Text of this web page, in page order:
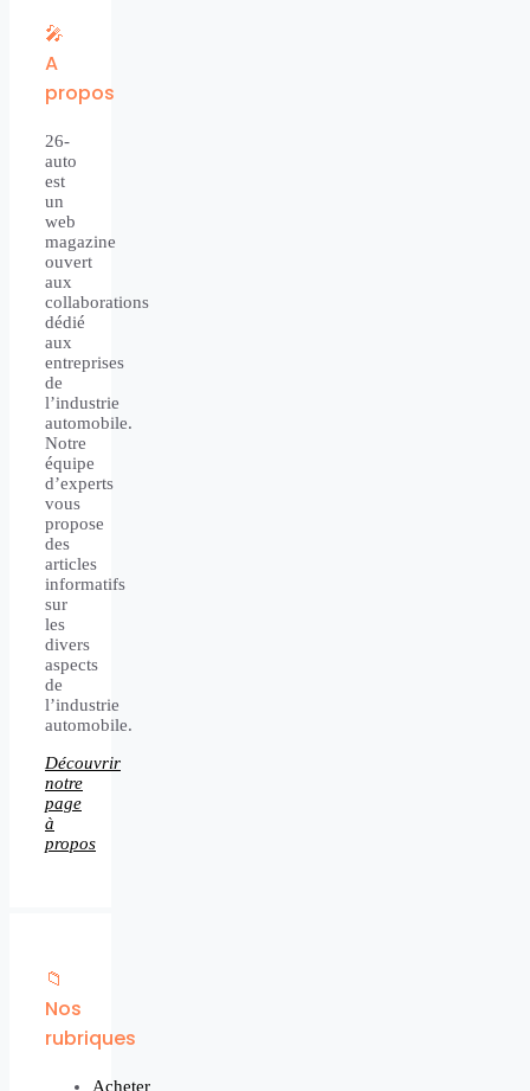
🎤
A
propos
26-
auto
est
un
web
magazine
ouvert
aux
collaborations
dédié
aux
entreprises
de
l’industrie
automobile.
Notre
équipe
d’experts
vous
propose
des
articles
informatifs
sur
les
divers
aspects
de
l’industrie
automobile.
Découvrir
notre
page
à
propos
📁
Nos
rubriques
Acheter